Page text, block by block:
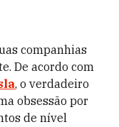
companhias
De acordo com
, o verdadeiro
obsessão por
de nível